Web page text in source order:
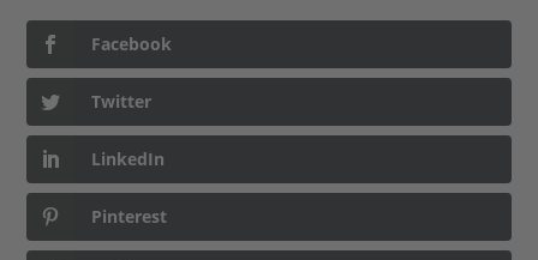
Facebook
Twitter
LinkedIn
Pinterest